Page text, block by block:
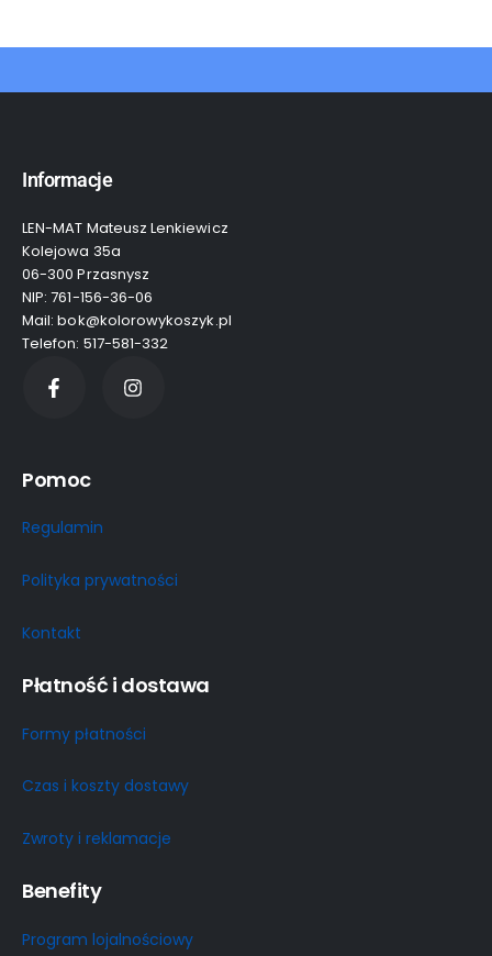
Informacje
LEN-MAT Mateusz Lenkiewicz
Kolejowa 35a
06-300 Przasnysz
NIP: 761-156-36-06
Mail: bok@kolorowykoszyk.pl
Telefon: 517-581-332
Pomoc
Regulamin
Polityka prywatności
Kontakt
Płatność i dostawa
Formy płatności
Czas i koszty dostawy
Zwroty i reklamacje
Benefity
Program lojalnościowy